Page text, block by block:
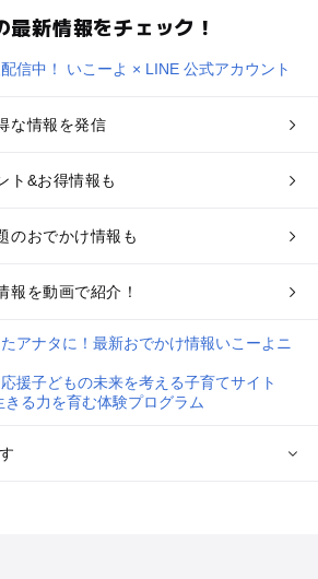
新情報をチェック！
な情報を発信
ト&お得情報も
のおでかけ情報も
報を動画で紹介！